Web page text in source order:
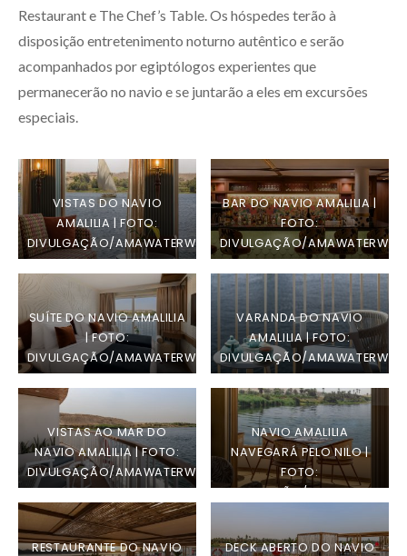
Restaurant e The Chef’s Table. Os hóspedes terão à
disposição entretenimento noturno autêntico e serão
acompanhados por egiptólogos experientes que
permanecerão no navio e se juntarão a eles em excursões
especiais.
VISTAS DO NAVIO
AMALILIA | FOTO:
DIVULGAÇÃO/AMAWATERWAYS
BAR DO NAVIO AMALILIA |
FOTO:
DIVULGAÇÃO/
SUÍTE DO NAVIO AMALILIA
| FOTO:
DIVULGAÇÃO/AMAWATERWAYS
VARANDA DO NAVIO
AMALILIA | FOTO:
DIVULGAÇÃO/
VISTAS AO MAR DO
NAVIO AMALILIA | FOTO:
DIVULGAÇÃO/AMAWATERWAYS
NAVIO AMALILIA
NAVEGARÁ PELO NILO |
FOTO:
DIVULGAÇÃO/
RESTAURANTE DO NAVIO
DECK ABERTO DO NAVIO